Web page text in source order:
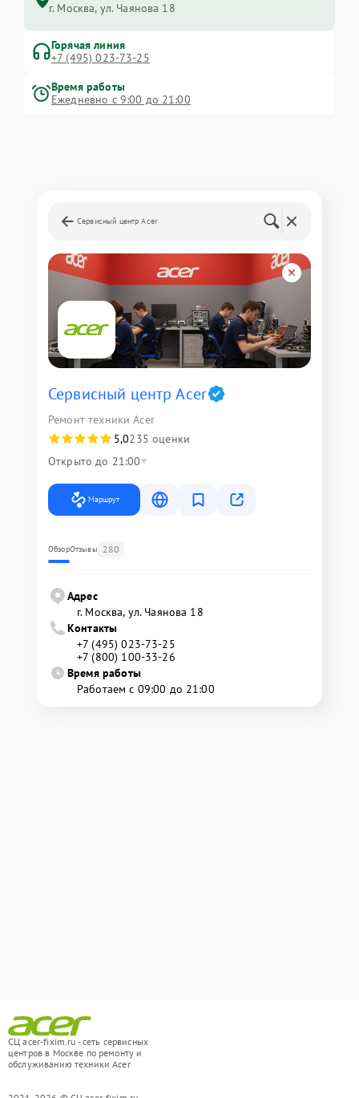
г. Москва, ул. Чаянова 18
Горячая линия
+7 (495) 023-73-25
Время работы
Ежедневно с 9:00 до 21:00
Сервисный центр Acer
Сервисный центр Acer
Ремонт техники Acer
5,0235 оценки
Открыто до 21:00
Маршрут
ОбзорОтзывы 280
Адрес
г. Москва, ул. Чаянова 18
Контакты
+7 (495) 023-73-25
+7 (800) 100-33-26
Время работы
Работаем с 09:00 до 21:00
СЦ acer-fixim.ru - сеть сервисных
центров в Москве по ремонту и
обслуживанию техники Acer